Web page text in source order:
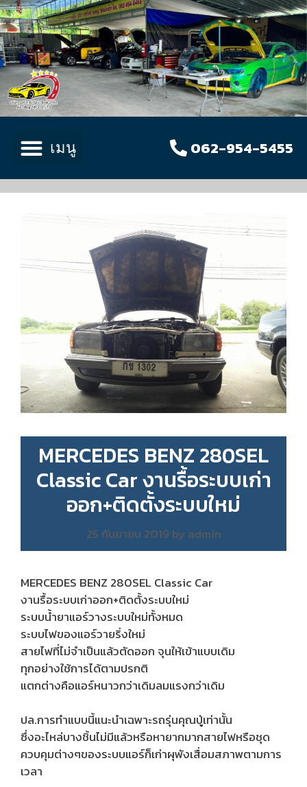
062-954-5455
MERCEDES BENZ 280SEL
Classic Car งานรื้อระบบเก่า
ออก+ติดตั้งระบบใหม่
25 กันยายน 2019 by admin
MERCEDES BENZ 280SEL Classic Car
งานรื้อระบบเก่าออก+ติดตั้งระบบใหม่
ระบบน้ำยาแอร์วางระบบใหม่ทั้งหมด
ระบบไฟของแอร์วายริ่งใหม่
สายไฟที่ไม่จำเป็นแล้วตัดออก จุนให้เข้าแบบเดิม
ทุกอย่างใช้การได้ตามปรกติ
แตกต่างคือแอร์หนาวกว่าเดิมลมแรงกว่าเดิม
ปล.การทำแบบนี้แนะนำเฉพาะรถรุ่นคุณปู่เท่านั้น
ซึ่งอะไหล่บางชิ้นไม่มีแล้วหรือหายากมากสายไฟหรือชุด
ควบคุมต่างๆของระบบแอร์ก็เก่าผุพังเสื่อมสภาพตามการ
เวลา